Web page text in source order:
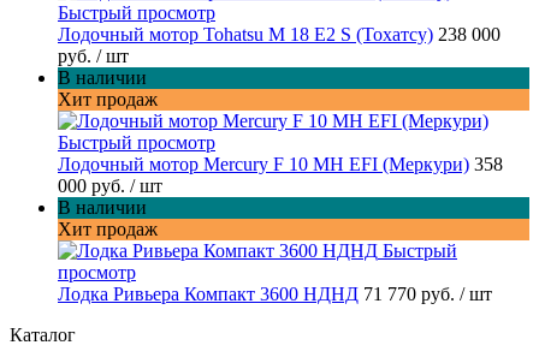
Быстрый просмотр
Лодочный мотор Tohatsu M 18 E2 S (Тохатсу) 238 000
руб. / шт
В наличии
Хит продаж
Быстрый просмотр
Лодочный мотор Mercury F 10 MH EFI (Меркури) 358
000 руб. / шт
В наличии
Хит продаж
Быстрый
просмотр
Лодка Ривьера Компакт 3600 НДНД 71 770 руб. / шт
Каталог